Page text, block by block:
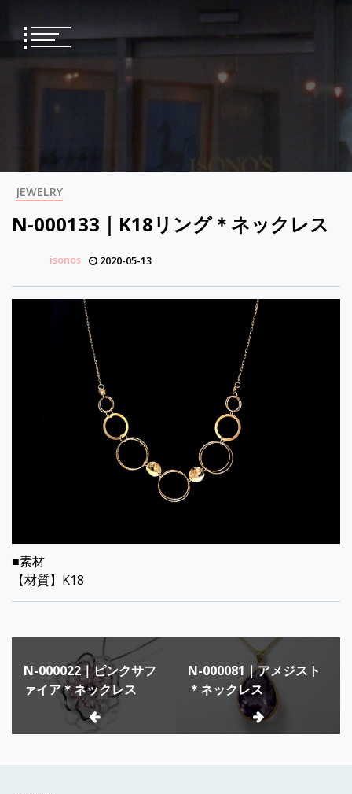
content
JEWELRY
N-000133｜K18リング＊ネックレス
isonos 2020-05-13
■素材
【材質】K18
稿
ビ
N-000022｜ピンクサフ
ァイア＊ネックレス
N-000081｜アメジスト
＊ネックレス